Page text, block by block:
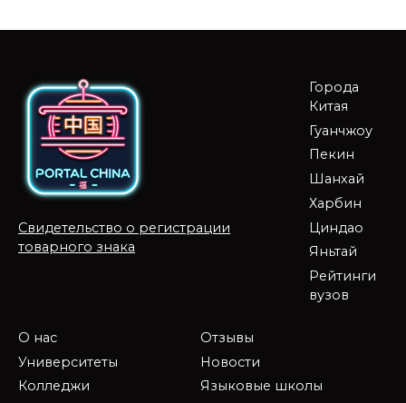
Свидетельство о регистрации
товарного знака
Города
Китая
Гуанчжоу
Пекин
Шанхай
Харбин
Циндао
Яньтай
Рейтинги
вузов
О нас
Университеты
Колледжи
Отзывы
Новости
Языковые школы